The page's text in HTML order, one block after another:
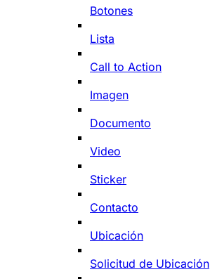
Botones
Lista
Call to Action
Imagen
Documento
Video
Sticker
Contacto
Ubicación
Solicitud de Ubicación